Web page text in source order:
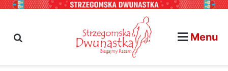
szukaj na stronie... Menu